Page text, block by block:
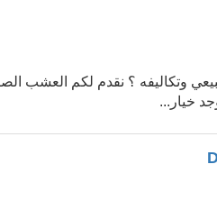
وتكاليفه ؟ نقدم لكم العشب
خيار...